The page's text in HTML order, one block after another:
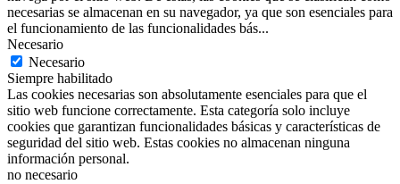
necesarias se almacenan en su navegador, ya que son esenciales para
el funcionamiento de las funcionalidades bás...
Necesario
Necesario
Siempre habilitado
Las cookies necesarias son absolutamente esenciales para que el
sitio web funcione correctamente. Esta categoría solo incluye
cookies que garantizan funcionalidades básicas y características de
seguridad del sitio web. Estas cookies no almacenan ninguna
información personal.
no necesario